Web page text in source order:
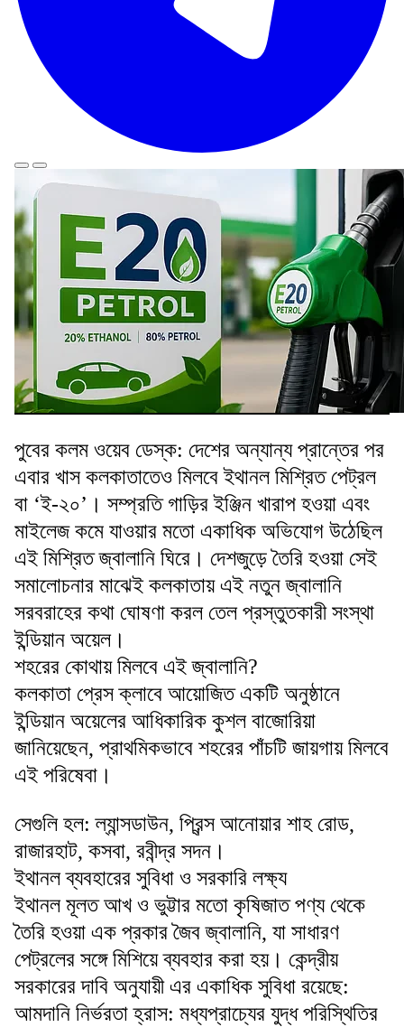
পুবের কলম ওয়েব ডেস্ক: দেশের অন্যান্য প্রান্তের পর
এবার খাস কলকাতাতেও মিলবে ইথানল মিশ্রিত পেট্রল
বা ‘ই-২০’। সম্প্রতি গাড়ির ইঞ্জিন খারাপ হওয়া এবং
মাইলেজ কমে যাওয়ার মতো একাধিক অভিযোগ উঠেছিল
এই মিশ্রিত জ্বালানি ঘিরে। দেশজুড়ে তৈরি হওয়া সেই
সমালোচনার মাঝেই কলকাতায় এই নতুন জ্বালানি
সরবরাহের কথা ঘোষণা করল তেল প্রস্তুতকারী সংস্থা
ইন্ডিয়ান অয়েল।
শহরের কোথায় মিলবে এই জ্বালানি?
কলকাতা প্রেস ক্লাবে আয়োজিত একটি অনুষ্ঠানে
ইন্ডিয়ান অয়েলের আধিকারিক কুশল বাজোরিয়া
জানিয়েছেন, প্রাথমিকভাবে শহরের পাঁচটি জায়গায় মিলবে
এই পরিষেবা।
সেগুলি হল: ল্যান্সডাউন, প্রিন্স আনোয়ার শাহ রোড,
রাজারহাট, কসবা, রবীন্দ্র সদন।
ইথানল ব্যবহারের সুবিধা ও সরকারি লক্ষ্য
ইথানল মূলত আখ ও ভুট্টার মতো কৃষিজাত পণ্য থেকে
তৈরি হওয়া এক প্রকার জৈব জ্বালানি, যা সাধারণ
পেট্রলের সঙ্গে মিশিয়ে ব্যবহার করা হয়। কেন্দ্রীয়
সরকারের দাবি অনুযায়ী এর একাধিক সুবিধা রয়েছে:
আমদানি নির্ভরতা হ্রাস: মধ্যপ্রাচ্যের যুদ্ধ পরিস্থিতির